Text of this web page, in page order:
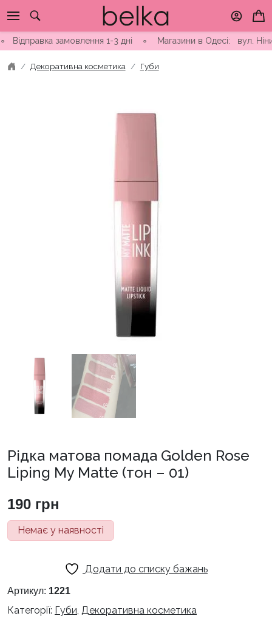
to
contentзамовлення 1-3 дні ∘ Магазини в Одесі: вул. Ніни
Декоративна косметика Губи
Рідка матова помада Golden Rose
Liping My Matte (тон – 01)
190 грн
Немає у наявності
Додати до списку бажань
Артикул: 1221
Категорії: Губи, Декоративна косметика